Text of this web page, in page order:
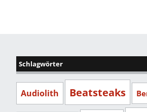
Schlagwörter
Audiolith Beatsteaks